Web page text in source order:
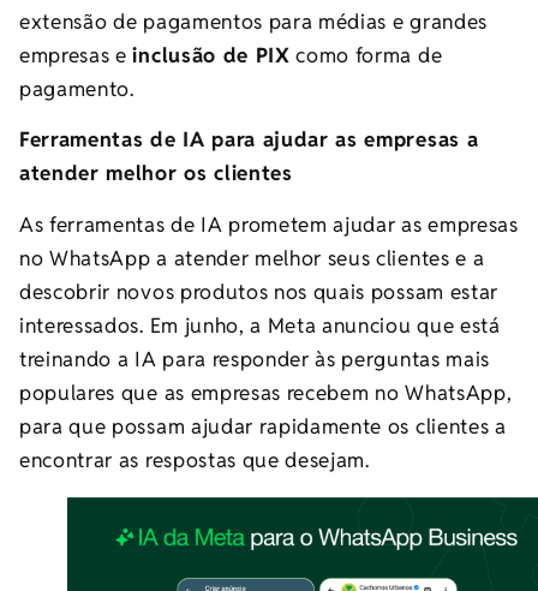
extensão de pagamentos para médias e grandes
empresas einclusão de PIX como forma de
pagamento.
Ferramentas de IA para ajudar as empresas a
atender melhor os clientes
As ferramentas de IA prometem ajudar as empresas
no WhatsApp a atender melhor seus clientes e a
descobrir novos produtos nos quais possam estar
interessados. Em junho, a Meta anunciou que está
treinando a IA para responder às perguntas mais
populares que as empresas recebem no WhatsApp,
para que possam ajudar rapidamente os clientes a
encontrar as respostas que desejam.